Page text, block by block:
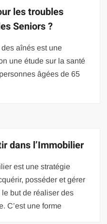
les troubles
Seniors ?
aînés est une
une étude sur la santé
âgées de 65
dans l’Immobilier
est une stratégie
posséder et gérer
but de réaliser des
C’est une forme